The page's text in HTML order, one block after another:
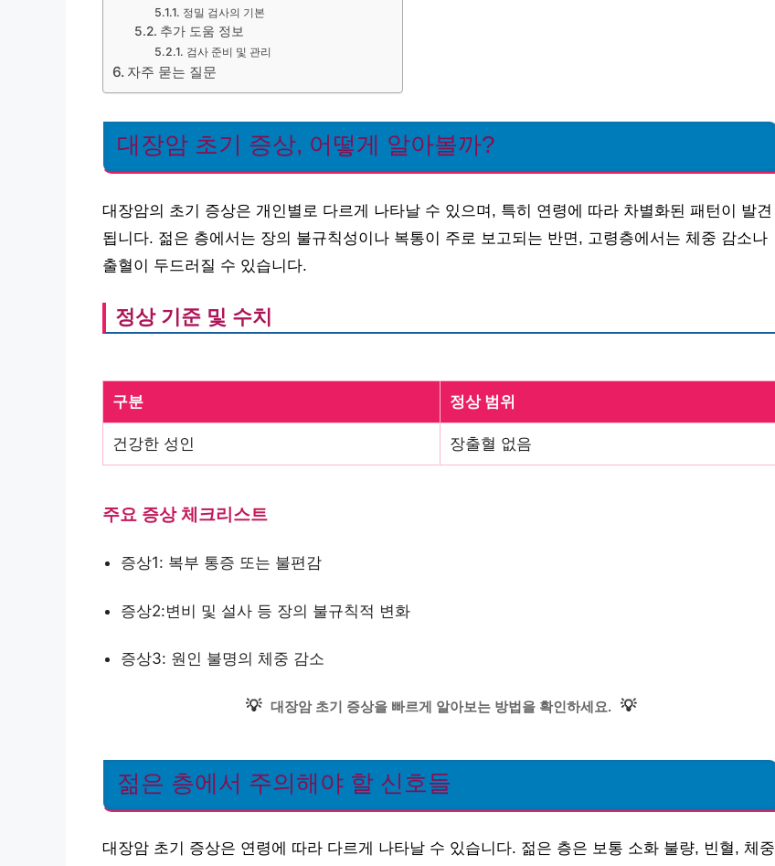
정밀 검사의 기본
추가 도움 정보
검사 준비 및 관리
자주 묻는 질문
대장암 초기 증상, 어떻게 알아볼까?
대장암의 초기 증상은 개인별로 다르게 나타날 수 있으며, 특히 연령에 따라 차별화된 패턴이 발견
됩니다. 젊은 층에서는 장의 불규칙성이나 복통이 주로 보고되는 반면, 고령층에서는 체중 감소나
출혈이 두드러질 수 있습니다.
정상 기준 및 수치
구분 정상 범위
건강한 성인 장출혈 없음
주요 증상 체크리스트
증상1: 복부 통증 또는 불편감
증상2:변비 및 설사 등 장의 불규칙적 변화
증상3: 원인 불명의 체중 감소
💡 대장암 초기 증상을 빠르게 알아보는 방법을 확인하세요. 💡
젊은 층에서 주의해야 할 신호들
대장암 초기 증상은 연령에 따라 다르게 나타날 수 있습니다. 젊은 층은 보통 소화 불량, 빈혈, 체중